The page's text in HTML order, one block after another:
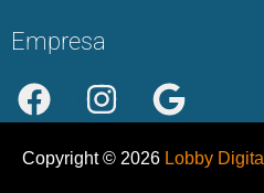
Empresa
Copyright © 2026 Lobby Digital